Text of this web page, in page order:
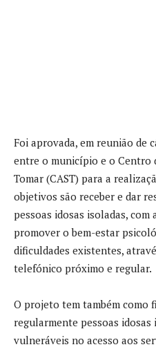
Foi aprovada, em reunião de
entre o município e o Centro
Tomar (CAST) para a
objetivos são receber e dar
pessoas idosas isoladas, com
promover o bem-estar
dificuldades existentes,
telefónico próximo e regular.
O projeto tem também como
regularmente pessoas
vulneráveis no acesso aos